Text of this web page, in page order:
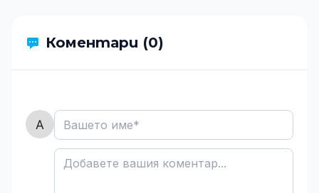
Коментари (0)